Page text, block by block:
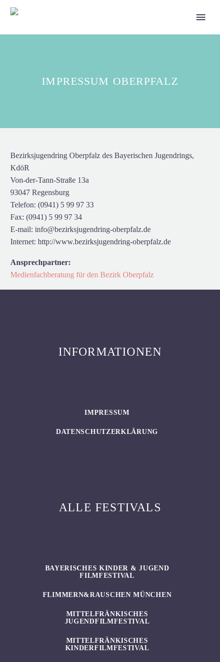
IMPRESSUM OBERPFALZ
Bezirksjugendring Oberpfalz des Bayerischen Jugendrings,
KdöR
Von-der-Tann-Straße 13a
93047 Regensburg
Telefon: (0941) 5 99 97 33
Fax: (0941) 5 99 97 34
E-mail: info@bezirksjugendring-oberpfalz.de
Internet: http://www.bezirksjugendring-oberpfalz.de
Ansprechpartner:
Medienfachberatung für den Bezirk Oberpfalz
INFORMATIONEN
IMPRESSUM
DATENSCHUTZERKLÄRUNG
ALLE FESTIVALS
BAYERISCHES KINDER & JUGEND
FILMFESTIVAL
FLIMMERN&RAUSCHEN MÜNCHEN
MITTELFRÄNKISCHES
JUGENDFILMFESTIVAL
MITTELFRÄNKISCHES
KINDERFILMFESTIVAL